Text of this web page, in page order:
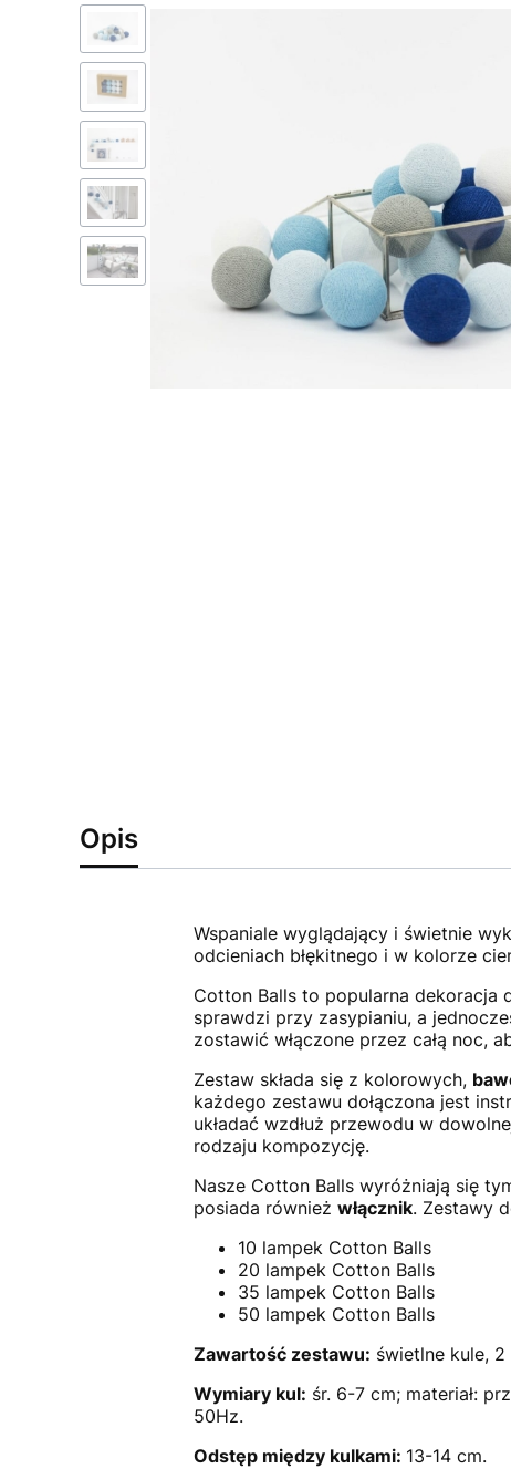
Opis
Wspaniale wyglądający i świetnie
odcieniach błękitnego i w kolorze
Cotton Balls to popularna dekoracja
sprawdzi przy zasypianiu, a
zostawić włączone przez całą noc,
Zestaw składa się z kolorowych,
każdego zestawu dołączona jest
układać wzdłuż przewodu w
rodzaju kompozycję.
Nasze Cotton Balls wyróżniają się
posiada również włącznik. Zestawy
10 lampek Cotton Balls
20 lampek Cotton Balls
35 lampek Cotton Balls
50 lampek Cotton Balls
Zawartość zestawu: świetlne kule,
Wymiary kul: śr. 6-7 cm; materiał:
50Hz.
Odstęp między kulkami: 13-14 cm.